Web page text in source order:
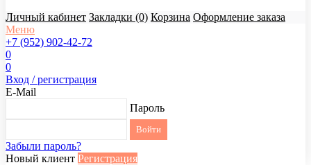
Личный кабинет Закладки (0) Корзина Оформление заказа
Меню
+7 (952) 902-42-72
0
0
Вход / регистрация
E-Mail
Пароль
Забыли пароль?
Новый клиент Регистрация